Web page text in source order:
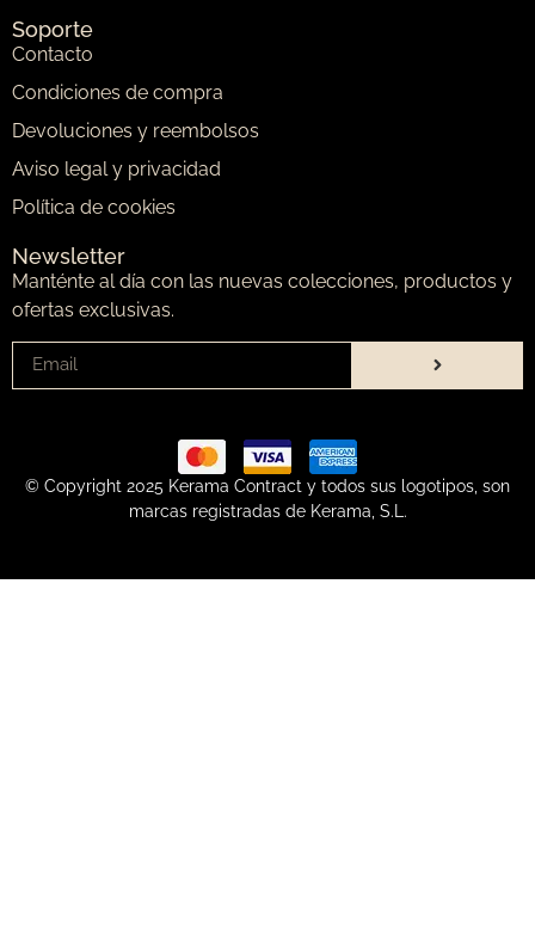
Soporte
Contacto
Condiciones de compra
Devoluciones y reembolsos
Aviso legal y privacidad
Política de cookies
Newsletter
Manténte al día con las nuevas colecciones, productos y
ofertas exclusivas.
© Copyright 2025 Kerama Contract y todos sus logotipos, son
marcas registradas de Kerama, S.L.